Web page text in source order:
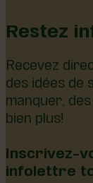
Restez
Recevez
des idées de
manquer,
bien plus!
Inscrivez-
infolettre